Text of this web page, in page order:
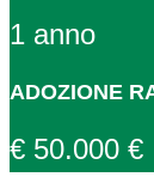
1 anno
ADOZIONE
€ 50.000 €